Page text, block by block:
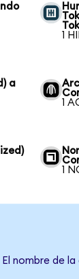
1
a
1
1
nombre de